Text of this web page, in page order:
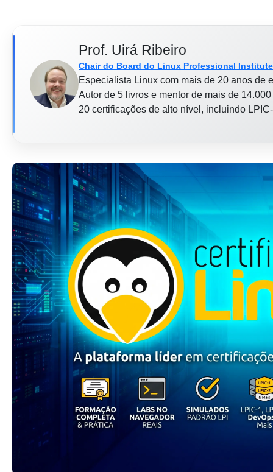
Prof. Uirá Ribeiro
Chair do Board do Linux Professional Institute
Especialista Linux com mais de 20 anos de
Autor de 5 livros e mentor de mais de
20 certificações de alto nível, incluindo